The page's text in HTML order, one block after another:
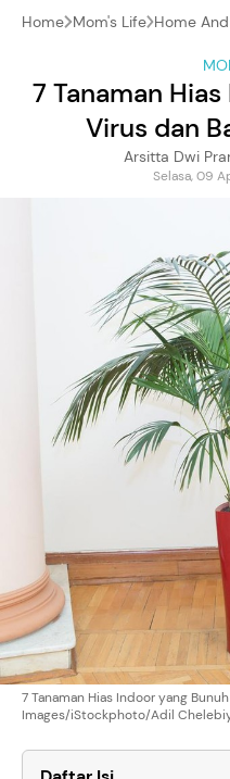
Home Mom's Life Home
7 Tanaman
Virus dan
Arsitta Dwi
Selasa, 09
7 Tanaman Hias Indoor yang
Images/iStockphoto/Adil